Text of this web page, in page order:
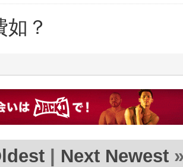
如？
| Next Newest